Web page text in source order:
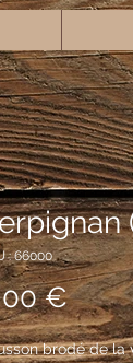
: 66000
€Prix
brodé de la